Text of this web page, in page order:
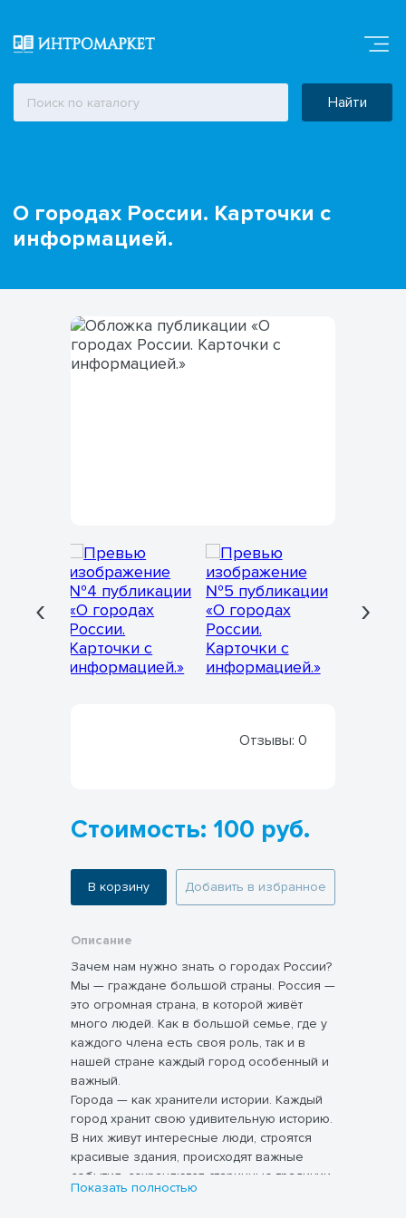
Найти
О городах России. Карточки с
информацией.
‹ ›
Отзывы: 0
Стоимость: 100 руб.
В корзину Добавить в избранное
Описание
Зачем нам нужно знать о городах России?
Мы — граждане большой страны. Россия —
это огромная страна, в которой живёт
много людей. Как в большой семье, где у
каждого члена есть своя роль, так и в
нашей стране каждый город особенный и
важный.
Города — как хранители истории. Каждый
город хранит свою удивительную историю.
В них живут интересные люди, строятся
красивые здания, происходят важные
события, сохраняются старинные традиции.
Почему это важно знать?
Показать полностью